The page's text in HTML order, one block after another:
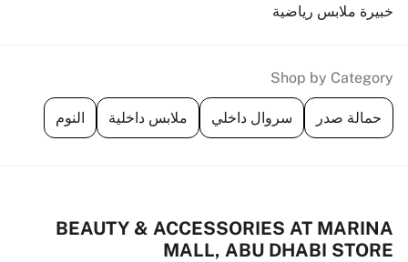
خبيرة ملابس رياضية
Shop by Category
حمالة صدر سروال داخلي ملابس داخلية النوم
BEAUTY & ACCESSORIES AT MARINA
MALL, ABU DHABI STORE